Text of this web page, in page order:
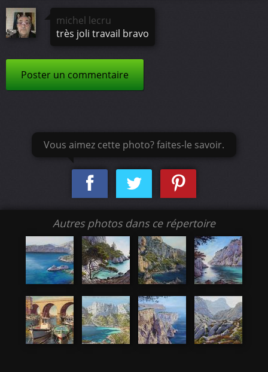
michel lecru
très joli travail bravo
Poster un commentaire
Vous aimez cette photo? faites-le savoir.
Autres photos dans ce répertoire